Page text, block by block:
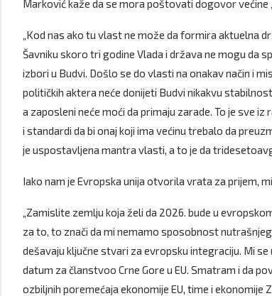
Marković kaže da se mora poštovati dogovor većine
„Kod nas ako tu vlast ne može da formira aktuelna
Šavniku skoro tri godine Vlada i država ne mogu da
izbori u Budvi. Došlo se do vlasti na onakav način i
političkih aktera neće donijeti Budvi nikakvu
a zaposleni neće moći da primaju zarade. To je sve
i standardi da bi onaj koji ima većinu trebalo da
je uspostavljena mantra vlasti, a to je da
Iako nam je Evropska unija otvorila vrata za prijem,
„Zamislite zemlju koja želi da 2026. bude u
za to, to znači da mi nemamo sposobnost
dešavaju ključne stvari za evropsku integraciju. Mi
datum za članstvoo Crne Gore u EU. Smatram i da
ozbiljnih poremećaja ekonomije EU, time i ekonomije